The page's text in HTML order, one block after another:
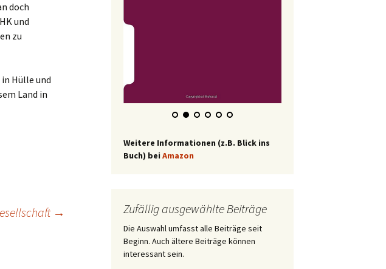
doch
und
zu
Hülle und
Land in
→
Weitere Informationen (z.B. Blick ins
Buch) bei Amazon
Zufällig ausgewählte Beiträge
Die Auswahl umfasst alle Beiträge seit
Beginn. Auch ältere Beiträge können
interessant sein.